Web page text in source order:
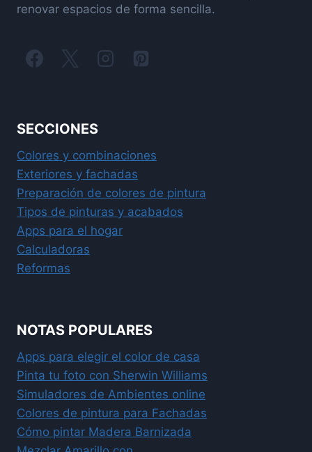
renovar espacios de forma sencilla.
SECCIONES
Colores y combinaciones
Exteriores y fachadas
Preparación de colores de pintura
Tipos de pinturas y acabados
Apps para el hogar
Calculadoras
Reformas
NOTAS POPULARES
Apps para elegir el color de casa
Pinta tu foto con Sherwin Williams
Simuladores de Ambientes online
Colores de pintura para Fachadas
Cómo pintar Madera Barnizada